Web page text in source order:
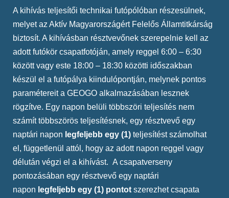
A kihívás teljesítői technikai futópólóban részesülnek,
melyet az Aktív Magyarországért Felelős Államtitkárság
biztosít. A kihívásban résztvevőnek szerepelnie kell az
adott futókör csapatfotóján, amely reggel 6:00 – 6:30
között vagy este 18:00 – 18:30 közötti időszakban
készül el a futópálya kiindulópontján, melynek pontos
paramétereit a GEOGO alkalmazásában lesznek
rögzítve. Egy napon belüli többszöri teljesítés nem
számít többszörös teljesítésnek, egy résztvevő egy
naptári napon legfeljebb egy (1) teljesítést számolhat
el, függetlenül attól, hogy az adott napon reggel vagy
délután végzi el a kihívást. A csapatverseny
pontozásában egy résztvevő egy naptári
napon legfeljebb egy (1) pontot szerezhet csapata